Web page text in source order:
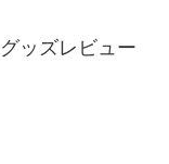
グッズレビュー